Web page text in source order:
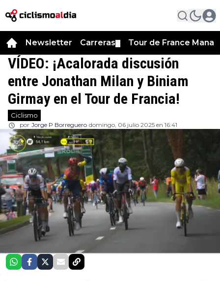
Newsletter Carreras Tour de France
VÍDEO: ¡Acalorada discusión
entre Jonathan Milan y Biniam
Girmay en el Tour de Francia!
Ciclismo
por Jorge P Borreguero domingo, 06 julio 2025 en 16:41